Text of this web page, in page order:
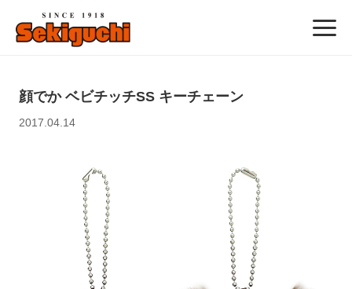
顔でか ベビチッチSS キーチェーン
2017.04.14